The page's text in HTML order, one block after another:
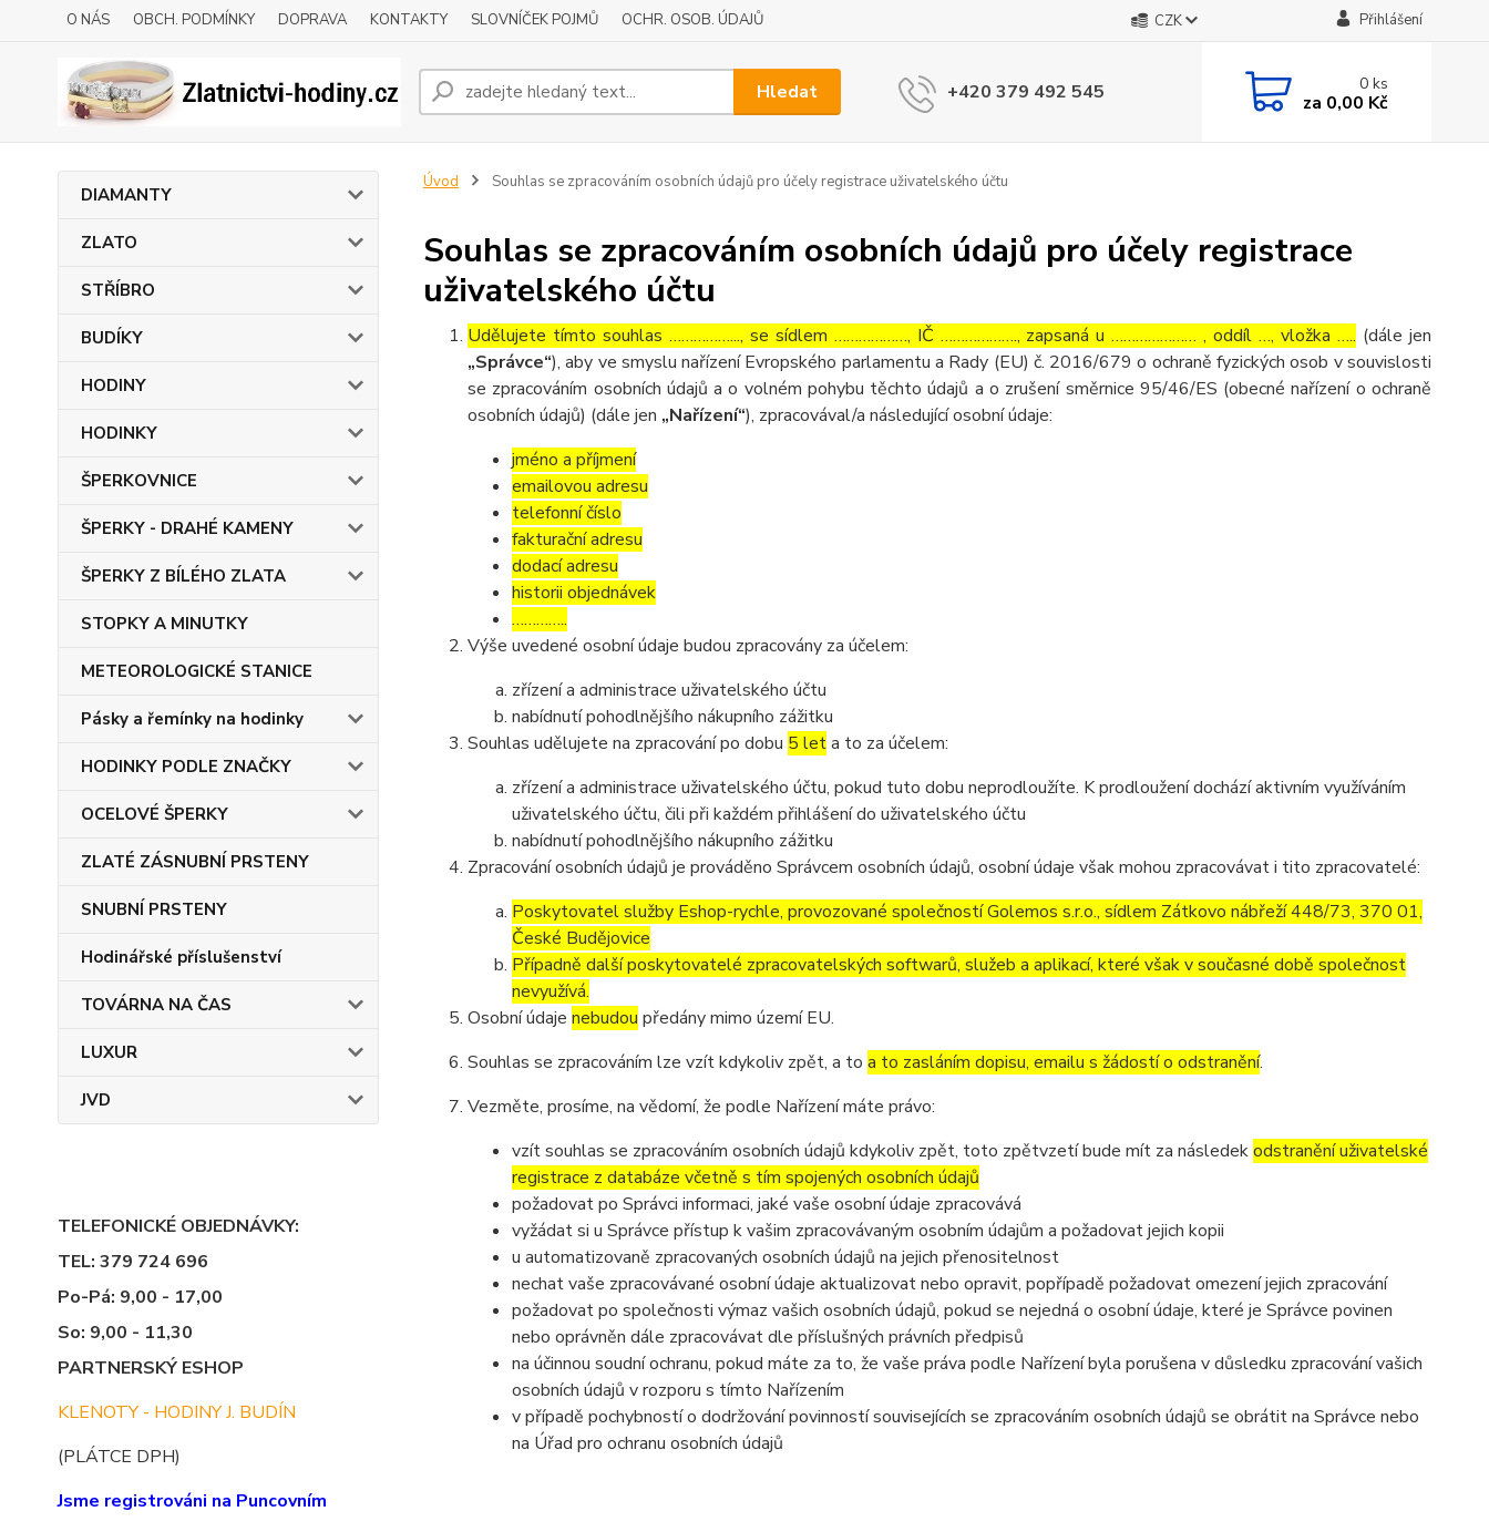
O NÁS OBCH. PODMÍNKY DOPRAVA KONTAKTY SLOVNÍČEK POJMŮ OCHR. OSOB. ÚDAJŮ CZK Přihlášení
Hledat +420 379 492 545 0ks
za 0,00 Kč
DIAMANTY
ZLATO
STŘÍBRO
BUDÍKY
HODINY
HODINKY
ŠPERKOVNICE
ŠPERKY - DRAHÉ KAMENY
ŠPERKY Z BÍLÉHO ZLATA
STOPKY A MINUTKY
METEOROLOGICKÉ STANICE
Pásky a řemínky na hodinky
HODINKY PODLE ZNAČKY
OCELOVÉ ŠPERKY
ZLATÉ ZÁSNUBNÍ PRSTENY
SNUBNÍ PRSTENY
Hodinářské příslušenství
TOVÁRNA NA ČAS
LUXUR
JVD
TELEFONICKÉ OBJEDNÁVKY:
TEL: 379 724 696
Po-Pá: 9,00 - 17,00
So: 9,00 - 11,30
PARTNERSKÝ ESHOP
KLENOTY - HODINY J. BUDÍN
(PLÁTCE DPH)
Jsme registrováni na Puncovním
Úvod Souhlas se zpracováním osobních údajů pro účely registrace uživatelského účtu
Souhlas se zpracováním osobních údajů pro účely registrace
uživatelského účtu
Udělujete tímto souhlas ……………..., se sídlem ………………, IČ ………………., zapsaná u ………………… , oddíl …, vložka ….. (dále jen
„Správce“), aby ve smyslu nařízení Evropského parlamentu a Rady (EU) č. 2016/679 o ochraně fyzických osob v souvislosti
se zpracováním osobních údajů a o volném pohybu těchto údajů a o zrušení směrnice 95/46/ES (obecné nařízení o ochraně
osobních údajů) (dále jen „Nařízení“), zpracovával/a následující osobní údaje:
jméno a příjmení
emailovou adresu
telefonní číslo
fakturační adresu
dodací adresu
historii objednávek
…………..
Výše uvedené osobní údaje budou zpracovány za účelem:
zřízení a administrace uživatelského účtu
nabídnutí pohodlnějšího nákupního zážitku
Souhlas udělujete na zpracování po dobu 5 leta to za účelem:
zřízení a administrace uživatelského účtu, pokud tuto dobu neprodloužíte. K prodloužení dochází aktivním využíváním
uživatelského účtu, čili při každém přihlášení do uživatelského účtu
nabídnutí pohodlnějšího nákupního zážitku
Zpracování osobních údajů je prováděno Správcem osobních údajů, osobní údaje však mohou zpracovávat i tito zpracovatelé:
Poskytovatel služby Eshop-rychle, provozované společností Golemos s.r.o., sídlem Zátkovo nábřeží 448/73, 370 01,
České Budějovice
Případně další poskytovatelé zpracovatelských softwarů, služeb a aplikací, které však v současné době společnost
nevyužívá.
Osobní údaje nebudou předány mimo území EU.
Souhlas se zpracováním lze vzít kdykoliv zpět, a to a to zasláním dopisu, emailu s žádostí o odstranění.
Vezměte, prosíme, na vědomí, že podle Nařízení máte právo:
vzít souhlas se zpracováním osobních údajů kdykoliv zpět, toto zpětvzetí bude mít za následekodstranění uživatelské
registrace z databáze včetně s tím spojených osobních údajů
požadovat po Správci informaci, jaké vaše osobní údaje zpracovává
vyžádat si u Správce přístup k vašim zpracovávaným osobním údajům a požadovat jejich kopii
u automatizovaně zpracovaných osobních údajů na jejich přenositelnost
nechat vaše zpracovávané osobní údaje aktualizovat nebo opravit, popřípadě požadovat omezení jejich zpracování
požadovat po společnosti výmaz vašich osobních údajů, pokud se nejedná o osobní údaje, které je Správce povinen
nebo oprávněn dále zpracovávat dle příslušných právních předpisů
na účinnou soudní ochranu, pokud máte za to, že vaše práva podle Nařízení byla porušena v důsledku zpracování vašich
osobních údajů v rozporu s tímto Nařízením
v případě pochybností o dodržování povinností souvisejících se zpracováním osobních údajů se obrátit na Správce nebo
na Úřad pro ochranu osobních údajů